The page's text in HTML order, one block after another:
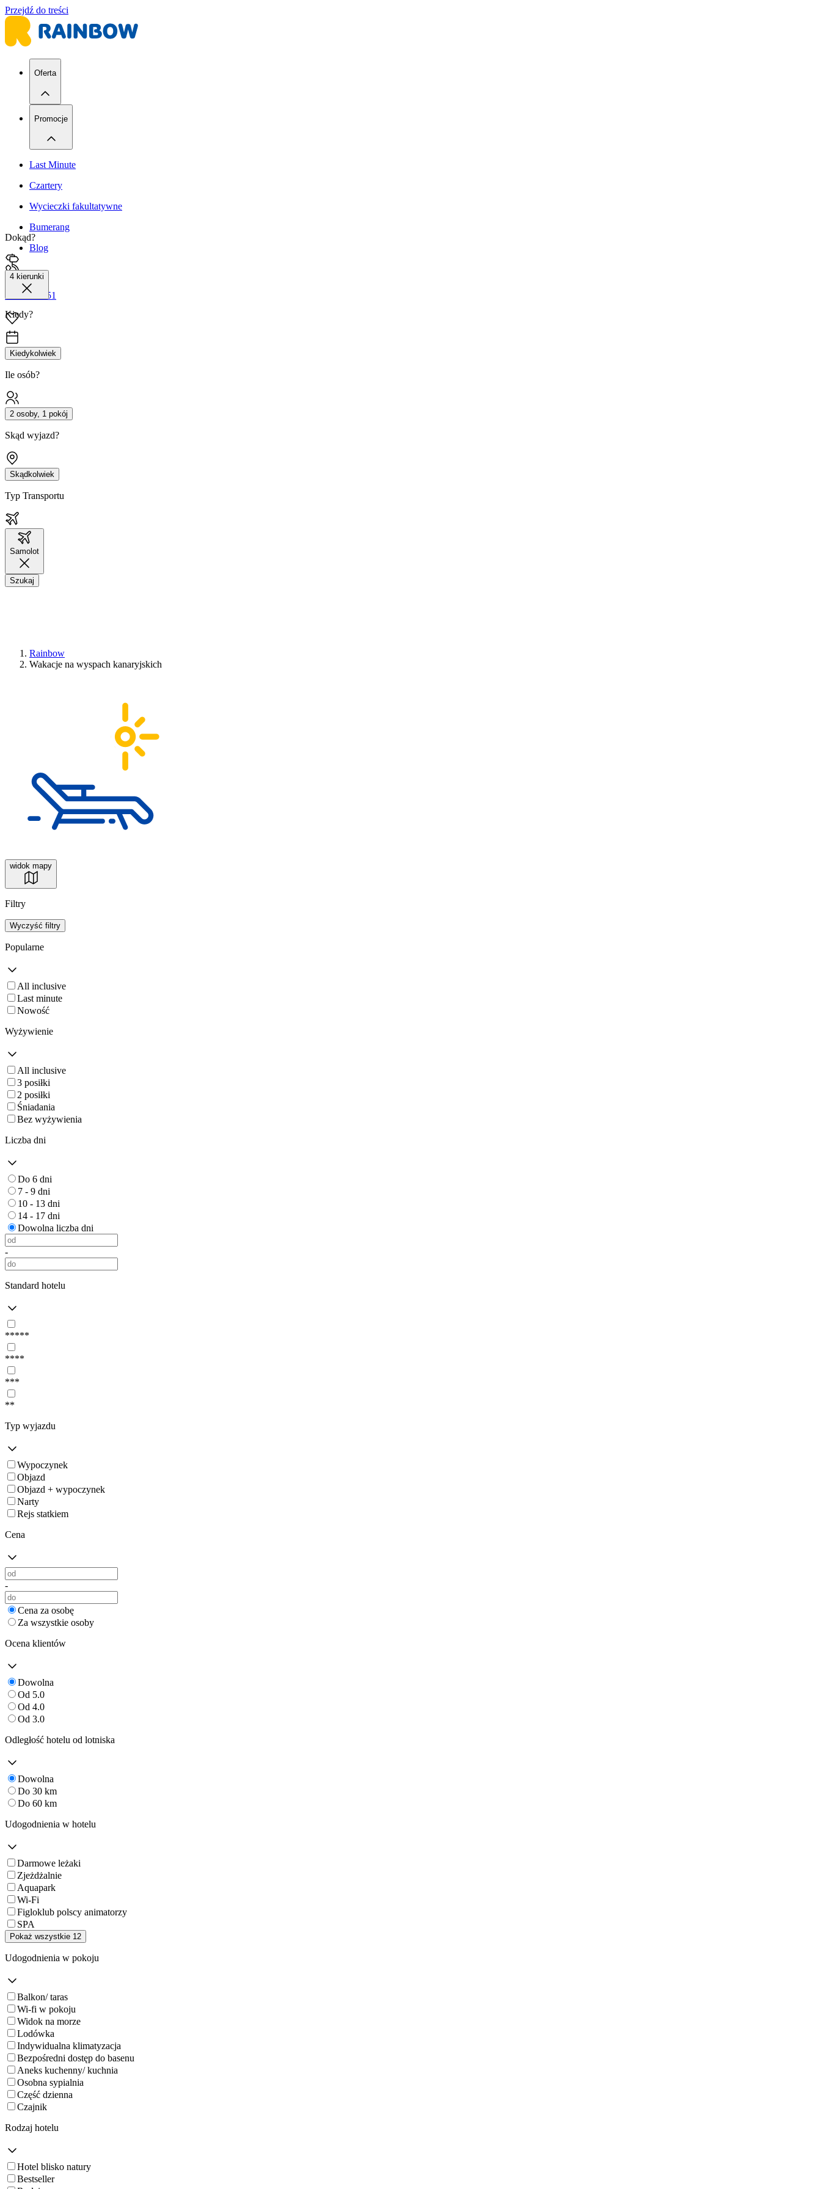
Przejdź do treści
Oferta
Promocje
Last Minute
Czartery
Wycieczki fakultatywne
Bumerang
Blog
42 680 38 51
Dokąd?
4 kierunki
Kiedy?
Kiedykolwiek
Ile osób?
2 osoby, 1 pokój
Skąd wyjazd?
Skądkolwiek
Typ Transportu
Samolot
Szukaj
Rainbow
Wakacje na wyspach kanaryjskich
widok mapy
Filtry
Wyczyść filtry
Popularne
All inclusive
Last minute
Nowość
Wyżywienie
All inclusive
3 posiłki
2 posiłki
Śniadania
Bez wyżywienia
Liczba dni
Do 6 dni
7 - 9 dni
10 - 13 dni
14 - 17 dni
Dowolna liczba dni
-
Standard hotelu
*****
****
***
**
Typ wyjazdu
Wypoczynek
Objazd
Objazd + wypoczynek
Narty
Rejs statkiem
Cena
-
Cena za osobę
Za wszystkie osoby
Ocena klientów
Dowolna
Od 5.0
Od 4.0
Od 3.0
Odległość hotelu od lotniska
Dowolna
Do 30 km
Do 60 km
Udogodnienia w hotelu
Darmowe leżaki
Zjeżdżalnie
Aquapark
Wi-Fi
Figloklub polscy animatorzy
SPA
Pokaż wszystkie 12
Udogodnienia w pokoju
Balkon/ taras
Wi-fi w pokoju
Widok na morze
Lodówka
Indywidualna klimatyzacja
Bezpośredni dostęp do basenu
Aneks kuchenny/ kuchnia
Osobna sypialnia
Część dzienna
Czajnik
Rodzaj hotelu
Hotel blisko natury
Bestseller